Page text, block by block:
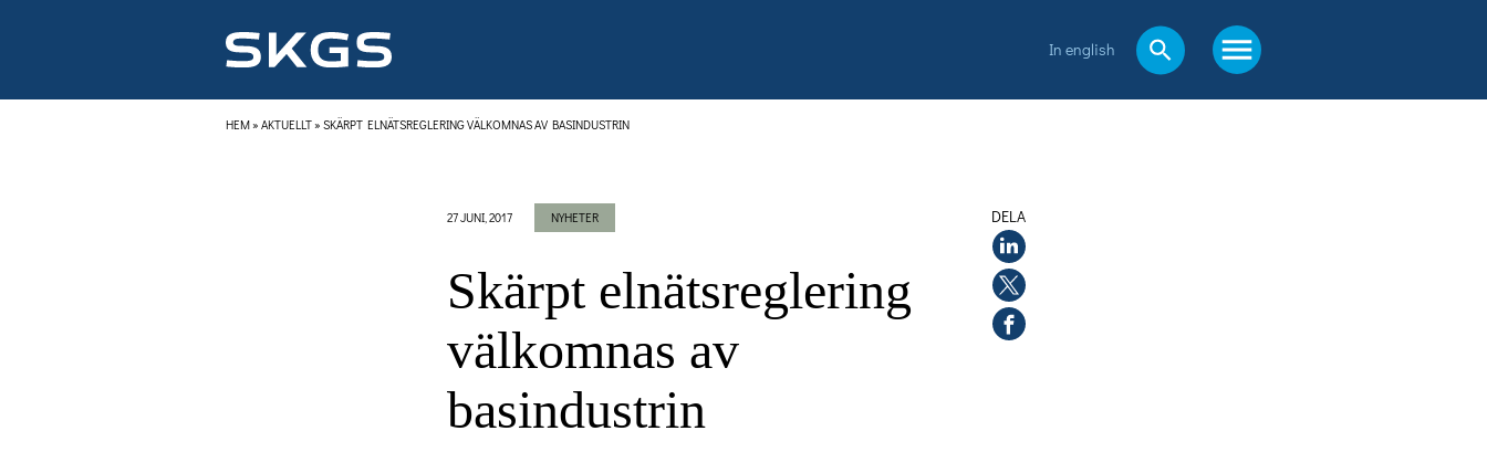
In english
HEM» AKTUELLT» SKÄRPT ELNÄTSREGLERING VÄLKOMNAS AV BASINDUSTRIN
27 JUNI, 2017 NYHETER
Skärpt elnätsreglering
välkomnas av
basindustrin
DELA